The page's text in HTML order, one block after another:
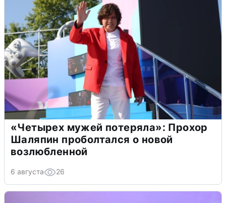
«Четырех мужей потеряла»: Прохор
Шаляпин проболтался о новой
возлюбленной
6 августа 26